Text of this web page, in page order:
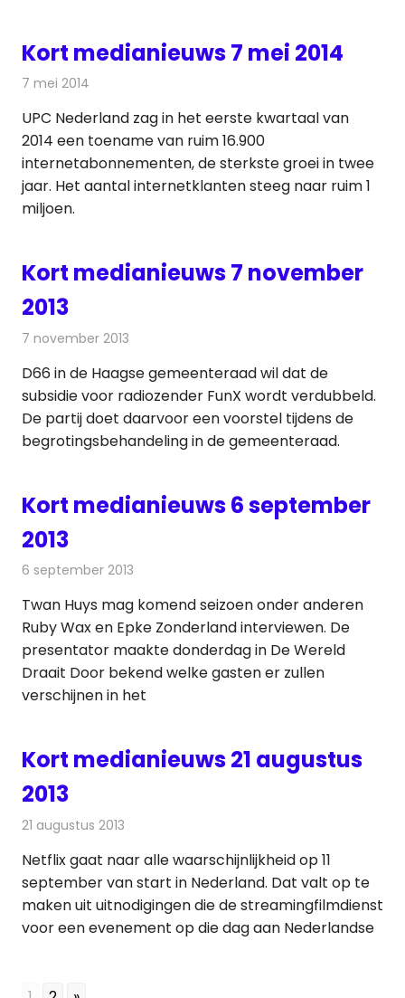
Kort medianieuws 7 mei 2014
7 mei 2014
UPC Nederland zag in het eerste kwartaal van
2014 een toename van ruim 16.900
internetabonnementen, de sterkste groei in twee
jaar. Het aantal internetklanten steeg naar ruim 1
miljoen.
Kort medianieuws 7 november
2013
7 november 2013
D66 in de Haagse gemeenteraad wil dat de
subsidie voor radiozender FunX wordt verdubbeld.
De partij doet daarvoor een voorstel tijdens de
begrotingsbehandeling in de gemeenteraad.
Kort medianieuws 6 september
2013
6 september 2013
Twan Huys mag komend seizoen onder anderen
Ruby Wax en Epke Zonderland interviewen. De
presentator maakte donderdag in De Wereld
Draait Door bekend welke gasten er zullen
verschijnen in het
Kort medianieuws 21 augustus
2013
21 augustus 2013
Netflix gaat naar alle waarschijnlijkheid op 11
september van start in Nederland. Dat valt op te
maken uit uitnodigingen die de streamingfilmdienst
voor een evenement op die dag aan Nederlandse